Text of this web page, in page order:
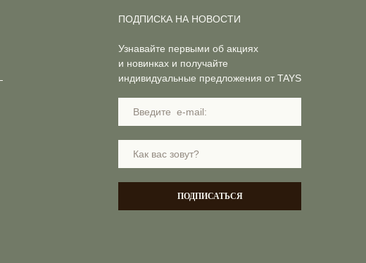
Узнавайте первыми об акциях
и новинках и получайте
индивидуальные предложения от TAYS
ПОДПИСАТЬСЯ
ПОДПИСКА НА НОВОСТИ